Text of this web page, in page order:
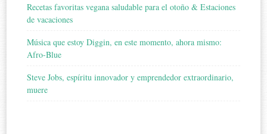
Recetas favoritas vegana saludable para el otoño & Estaciones
de vacaciones
Música que estoy Diggin, en este momento, ahora mismo:
Afro-Blue
Steve Jobs, espíritu innovador y emprendedor extraordinario,
muere